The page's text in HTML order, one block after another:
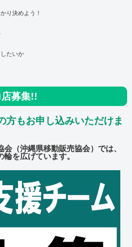
り決めよう！
たいか
募集!!
方もお申し込みいただけま
（沖縄県移動販売協会）では、
を広げています。